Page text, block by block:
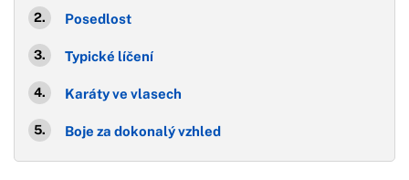
Posedlost
Typické líčení
Karáty ve vlasech
Boje za dokonalý vzhled